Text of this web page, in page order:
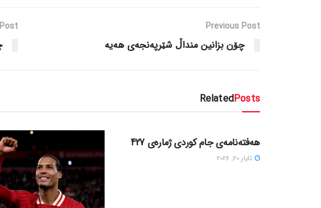
Previous Post
چۆن بزانین منداڵ شێرپه‌نجه‌ی هه‌یه‌
RelatedPosts
هەفتەنامەی جام کوردی ژمارەی 427
ئایار 20, 2026